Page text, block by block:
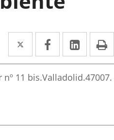
Twitter
Enlace
a
una
Facebook
Enlace
a
una
Enlace
a
una
11 bis.Valladolid.47007.